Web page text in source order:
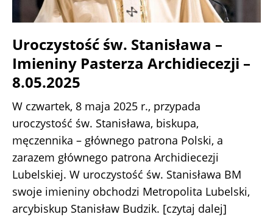
Uroczystość św. Stanisława –
Imieniny Pasterza Archidiecezji –
8.05.2025
W czwartek, 8 maja 2025 r., przypada
uroczystość św. Stanisława, biskupa,
męczennika – głównego patrona Polski, a
zarazem głównego patrona Archidiecezji
Lubelskiej. W uroczystość św. Stanisława BM
swoje imieniny obchodzi Metropolita Lubelski,
arcybiskup Stanisław Budzik. [czytaj dalej]